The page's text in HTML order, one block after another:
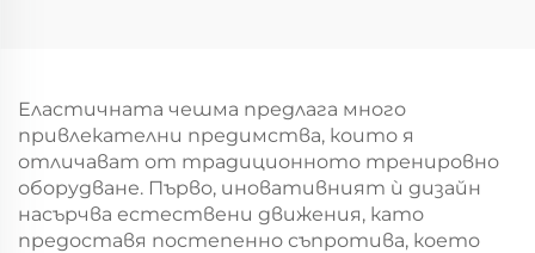
Еластичната чешма предлага много
привлекателни предимства, които я
отличават от традиционното тренировно
оборудване. Първо, иновативният ѝ дизайн
насърчва естествени движения, като
предоставя постепенно съпротива, което